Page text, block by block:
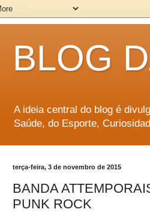
BLOG
A ideia central do blog é
Saúde, do Esporte,
terça-feira, 3 de novembro de 2015
BANDA
PUNK ROCK